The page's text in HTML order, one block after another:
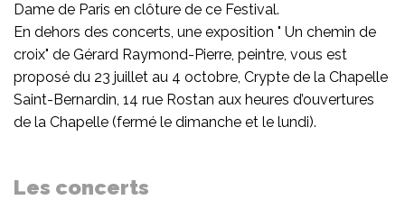
Dame de Paris en clôture de ce Festival.
En dehors des concerts, une exposition " Un chemin de
croix" de Gérard Raymond-Pierre, peintre, vous est
proposé du 23 juillet au 4 octobre, Crypte de la Chapelle
Saint-Bernardin, 14 rue Rostan aux heures d’ouvertures
de la Chapelle (fermé le dimanche et le lundi).
Les concerts